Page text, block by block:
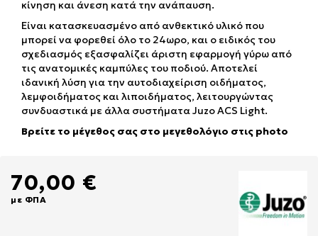
κίνηση και άνεση κατά την ανάπαυση.
Είναι κατασκευασμένο από ανθεκτικό υλικό που
μπορεί να φορεθεί όλο το 24ωρο, και ο ειδικός του
σχεδιασμός εξασφαλίζει άριστη εφαρμογή γύρω από
τις ανατομικές καμπύλες του ποδιού. Αποτελεί
ιδανική λύση για την αυτοδιαχείριση οιδήματος,
λεμφοιδήματος και λιποιδήματος, λειτουργώντας
συνδυαστικά με άλλα συστήματα Juzo ACS Light.
Βρείτε το μέγεθος σας στο μεγεθολόγιο στις photo
70,00 €
με ΦΠΑ